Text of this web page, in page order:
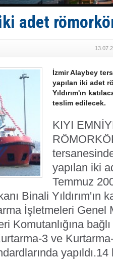
TÜRKLİM
adet
İzmir Alaybey
yapılan iki adet
Yıldırım'ın
teslim edilecek.
KIYI
yapılan iki
Temmuz
Binali Yıldırım'ın
İşletmeleri Genel
Komutanlığına
3 ve
yapıldı.14